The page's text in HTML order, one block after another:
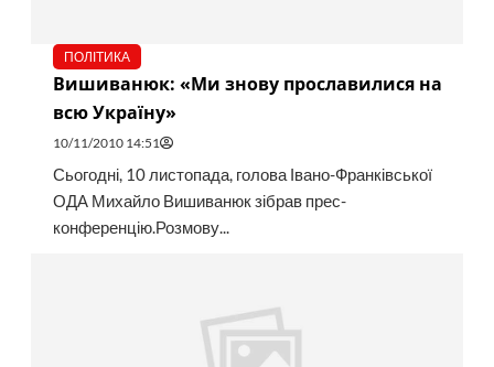
ПОЛІТИКА
Вишиванюк: «Ми знову прославилися на
всю Україну»
10/11/2010 14:51
Сьогодні, 10 листопада, голова Івано-Франківської
ОДА Михайло Вишиванюк зібрав прес-
конференцію.Розмову...